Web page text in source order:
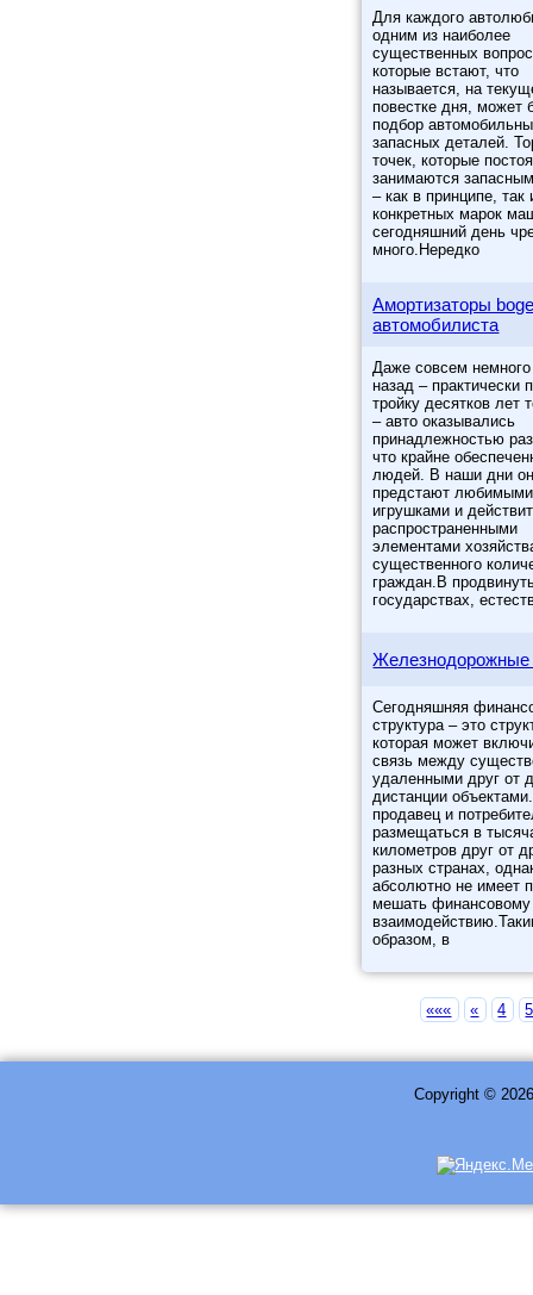
Для каждого
одним из наиболее
существенных
которые встают, что
называется, на
повестке дня, может
подбор
запасных деталей.
точек, которые
занимаются
– как в принципе, так
конкретных марок
сегодняшний день
много.Нередко
Амортизаторы
автомобилиста
Даже совсем
назад – практически
тройку десятков лет
– авто оказывались
принадлежностью
что крайне
людей. В наши дни
предстают любимыми
игрушками и
распространенными
элементами
существенного
граждан.В
государствах,
Железнодорожные
Сегодняшняя
структура – это
которая может
связь между
удаленными друг от
дистанции
продавец и
размещаться в
километров друг от
разных странах,
абсолютно не имеет
мешать финансовому
образом, в
««« « 4 5
Copyright ©